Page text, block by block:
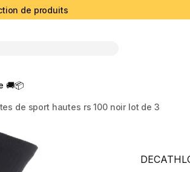
de produits
🚚📦
de sport hautes rs 100 noir lot de 3